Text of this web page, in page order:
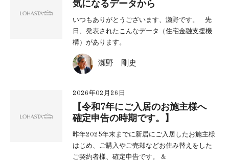
気になるデータから
いつもありがとうございます、瀬野です。 先
日、発表されたこんなデータ（住宅金融支援機
構）があります。
瀬野 剛史
2026年02月26日
【令和7年にご入居のお施主様へ
確定申告の時期です。】
昨年2025年末までに新居にご入居したお施主様
はじめ、ご購入やご売却などお住み替えをした
ご契約者様、確定申告です。 &